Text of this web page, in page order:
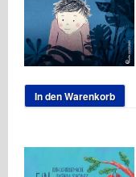
In den Warenkorb